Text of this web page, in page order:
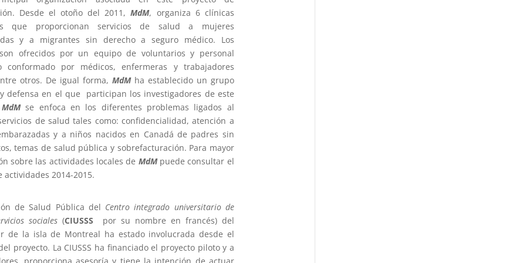
Desde el otoño del 2011,MdM, organiza 6 clínicas
que proporcionan servicios de salud a mujeres
y a migrantes sin derecho a seguro médico. Los
ofrecidos por un equipo de voluntarios y personal
conformado por médicos, enfermeras y trabajadores
otros. De igual forma, MdMha establecido un grupo
defensa en el que participan los investigadores de este
MdMse enfoca en los diferentes problemas ligados al
de salud tales como: confidencialidad, atención a
y a niños nacidos en Canadá de padres sin
temas de salud pública y sobrefacturación. Para mayor
sobre las actividades locales de MdMpuede consultar el
actividades 2014-2015.
de Salud Pública del Centro integrado universitario de
sociales (CIUSSS por su nombre en francés) del
de la isla de Montreal ha estado involucrada desde el
proyecto. La CIUSSS ha financiado el proyecto piloto y a